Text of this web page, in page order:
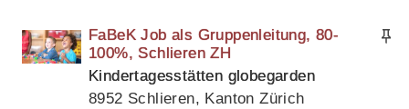
FaBeK Job als Gruppenleitung, 80-
100%, Schlieren ZH
Kindertagesstätten globegarden
8952 Schlieren, Kanton Zürich